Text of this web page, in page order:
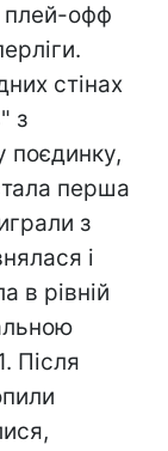
плей-офф
стінах
з
поєдинку,
перша
з
і
в рівній
Після